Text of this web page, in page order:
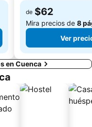
de $62
Mira precios de 8
Ver
en Cuenca